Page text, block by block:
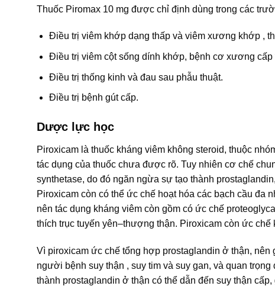
Thuốc Piromax 10 mg được chỉ định dùng trong các
Điều trị viêm khớp dạng thấp và viêm xương khớp ,
Điều trị viêm cột sống dính khớp, bệnh cơ xương
Điều trị thống kinh và đau sau phẫu thuật.
Điều trị bệnh gút cấp.
Dược lực học
Piroxicam là thuốc kháng viêm không steroid, thuộc
tác dụng của thuốc chưa được rõ. Tuy nhiên cơ chế
synthetase, do đó ngăn ngừa sự tạo thành
Piroxicam còn có thể ức chế hoạt hóa các bạch cầu đa
nên tác dụng kháng viêm còn gồm có ức chế
thích trục tuyến yên–thượng thận. Piroxicam còn ức chế
Vì piroxicam ức chế tổng hợp prostaglandin ở thận,
người bệnh suy thận , suy tim và suy gan, và quan
thành prostaglandin ở thận có thể dẫn đến suy thận